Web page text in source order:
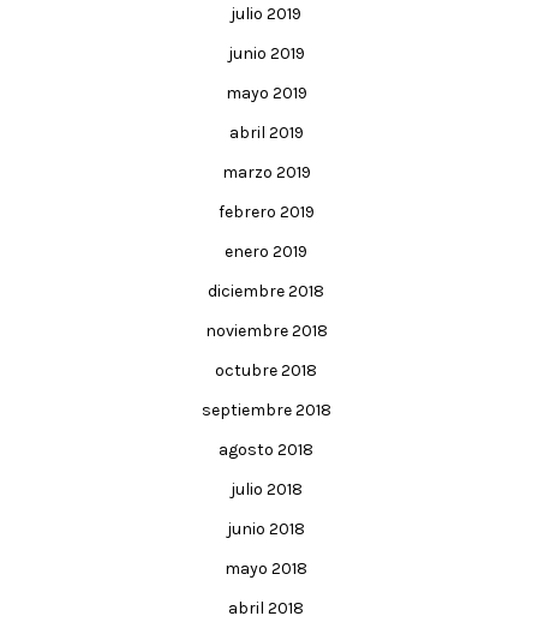
julio 2019
junio 2019
mayo 2019
abril 2019
marzo 2019
febrero 2019
enero 2019
diciembre 2018
noviembre 2018
octubre 2018
septiembre 2018
agosto 2018
julio 2018
junio 2018
mayo 2018
abril 2018